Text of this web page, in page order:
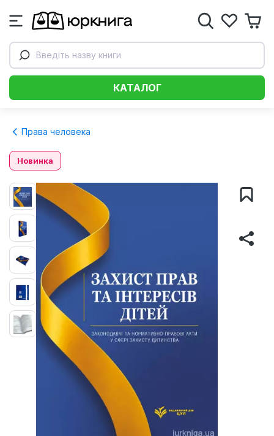
Введіть назву книги
КАТАЛОГ
Права человека
Новинка